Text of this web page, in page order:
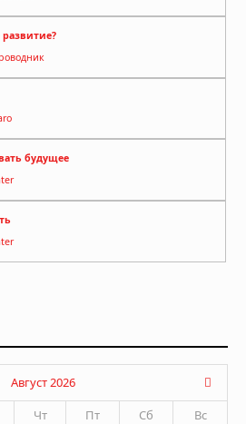
будущее
Август 2026
Чт Пт Сб Вс